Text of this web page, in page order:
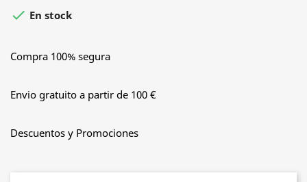
 En stock
Compra 100% segura
Envio gratuito a partir de 100 €
Descuentos y Promociones